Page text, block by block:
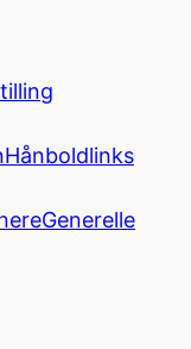
Hånboldlinks
Generelle